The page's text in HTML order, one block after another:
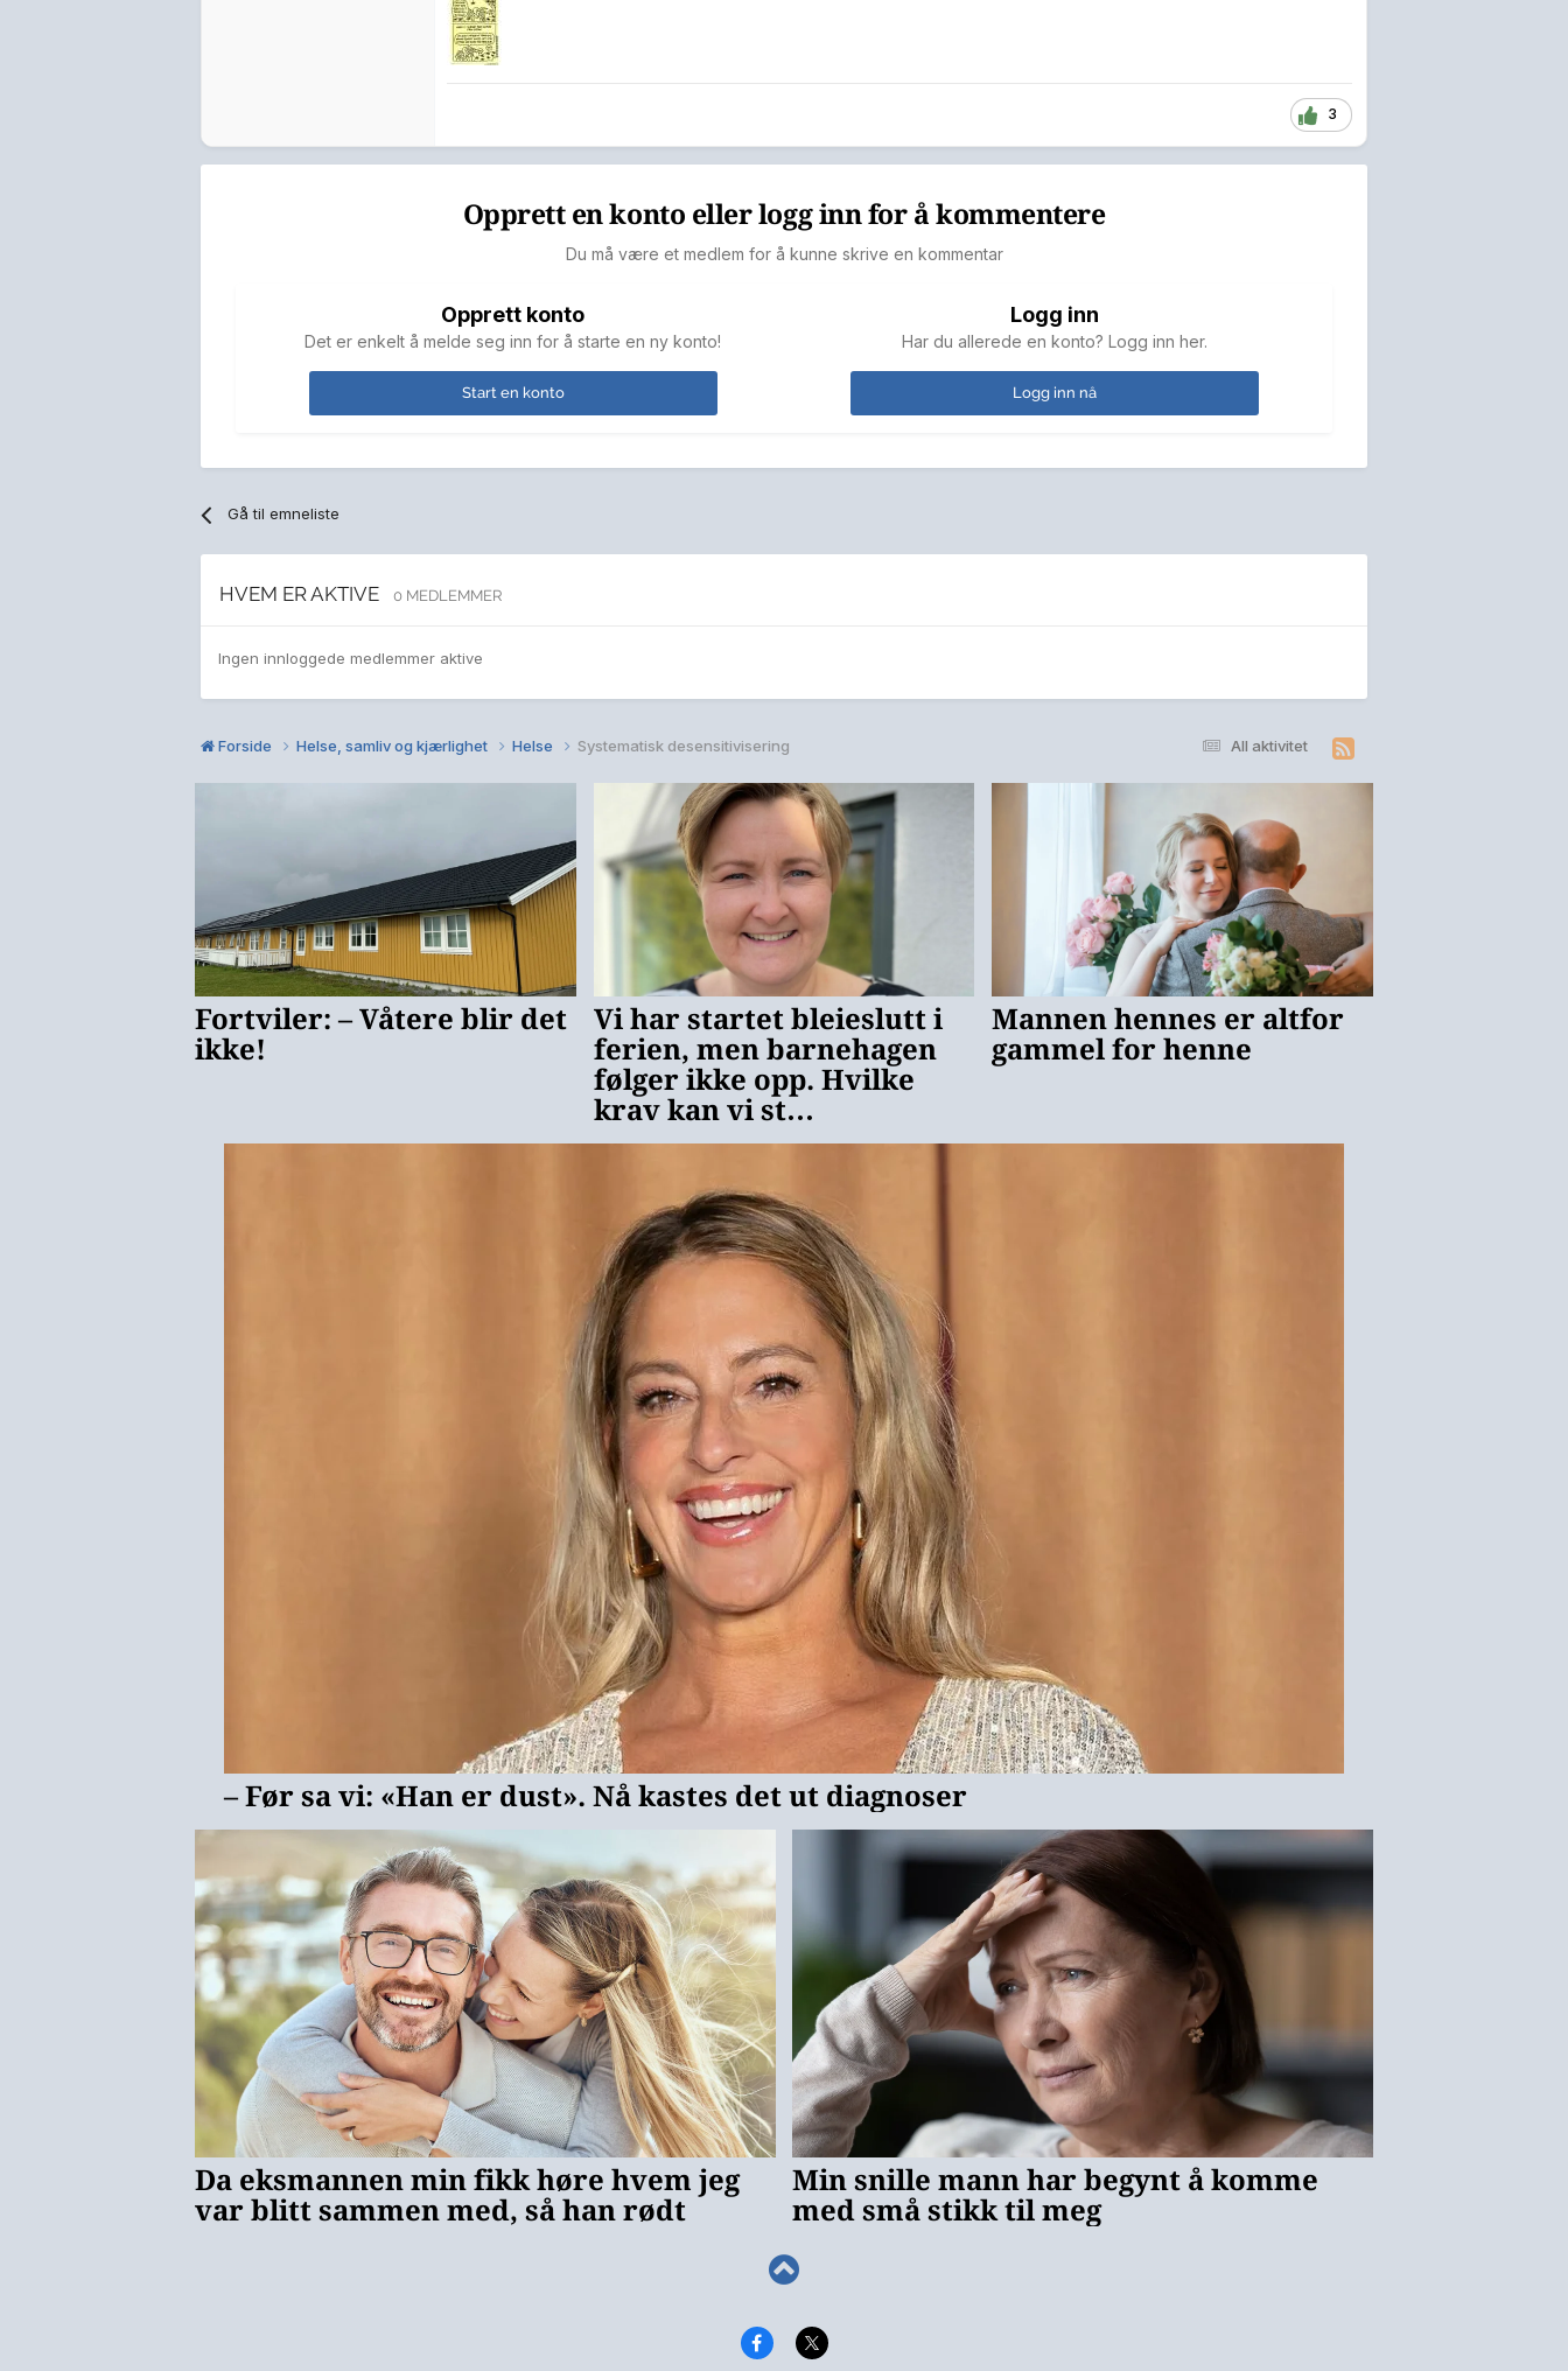
3
Opprett en konto eller logg inn for å kommentere
Du må være et medlem for å kunne skrive en kommentar
Opprett konto
Det er enkelt å melde seg inn for å starte en ny konto!
Start en konto
Logg inn
Har du allerede en konto? Logg inn her.
Logg inn nå
Gå til emneliste
HVEM ER AKTIVE 0 MEDLEMMER
Ingen innloggede medlemmer aktive
All aktivitet
Forside Helse, samliv og kjærlighet Helse Systematisk desensitivisering